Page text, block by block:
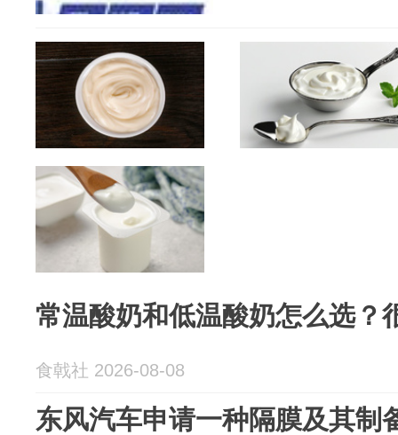
常温酸奶和低温酸奶怎么选？
食戟社 2026-08-08
东风汽车申请一种隔膜及其制